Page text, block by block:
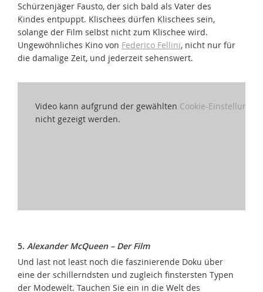
Schürzenjäger Fausto, der sich bald als Vater des
Kindes entpuppt. Klischees dürfen Klischees sein,
solange der Film selbst nicht zum Klischee wird.
Ungewöhnliches Kino von Federico Fellini, nicht nur für
die damalige Zeit, und jederzeit sehenswert.
Video kann aufgrund der gewählten Cookie-Einstellungen
nicht gezeigt werden.
5. Alexander McQueen – Der Film
Und last not least noch die faszinierende Doku über
eine der schillerndsten und zugleich finstersten Typen
der Modewelt. Tauchen Sie ein in die Welt des